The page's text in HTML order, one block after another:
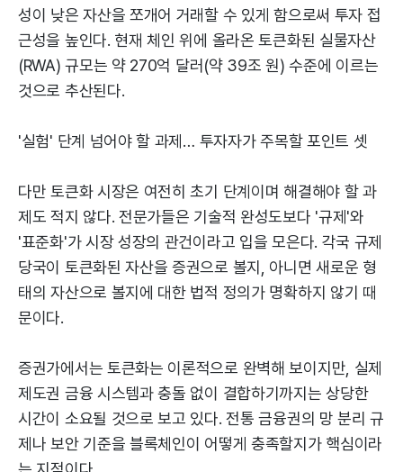
성이 낮은 자산을 쪼개어 거래할 수 있게 함으로써 투자 접
근성을 높인다. 현재 체인 위에 올라온 토큰화된 실물자산
(RWA) 규모는 약 270억 달러(약 39조 원) 수준에 이르는
것으로 추산된다.
'실험' 단계 넘어야 할 과제… 투자자가 주목할 포인트 셋
다만 토큰화 시장은 여전히 초기 단계이며 해결해야 할 과
제도 적지 않다. 전문가들은 기술적 완성도보다 '규제'와
'표준화'가 시장 성장의 관건이라고 입을 모은다. 각국 규제
당국이 토큰화된 자산을 증권으로 볼지, 아니면 새로운 형
태의 자산으로 볼지에 대한 법적 정의가 명확하지 않기 때
문이다.
증권가에서는 토큰화는 이론적으로 완벽해 보이지만, 실제
제도권 금융 시스템과 충돌 없이 결합하기까지는 상당한
시간이 소요될 것으로 보고 있다. 전통 금융권의 망 분리 규
제나 보안 기준을 블록체인이 어떻게 충족할지가 핵심이라